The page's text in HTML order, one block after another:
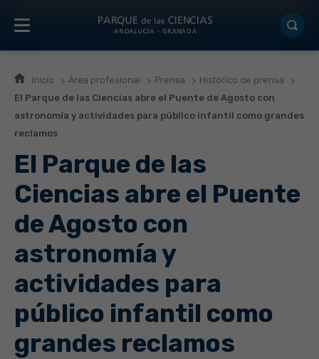
Inicio Área profesional Prensa
Histórico de prensa
El Parque de las Ciencias abre el Puente de Agosto con
astronomía y actividades para público infantil como grandes
reclamos
El Parque de las
Ciencias abre el Puente
de Agosto con
astronomía y
actividades para
público infantil como
grandes reclamos